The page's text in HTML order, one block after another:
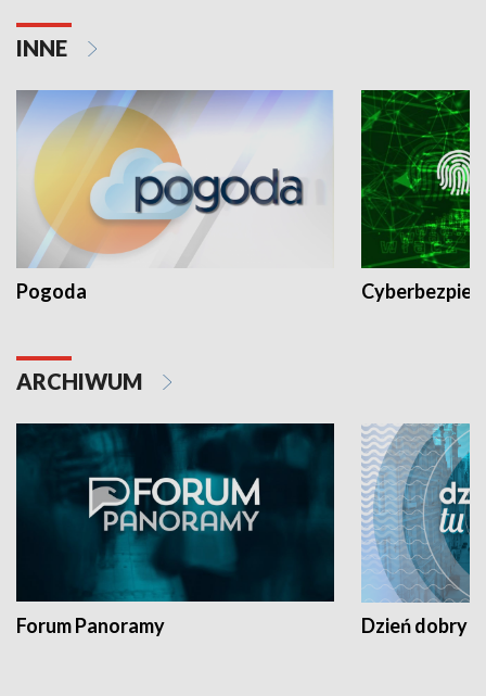
INNE
Pogoda
ARCHIWUM
Forum Panoramy Dzień dobry